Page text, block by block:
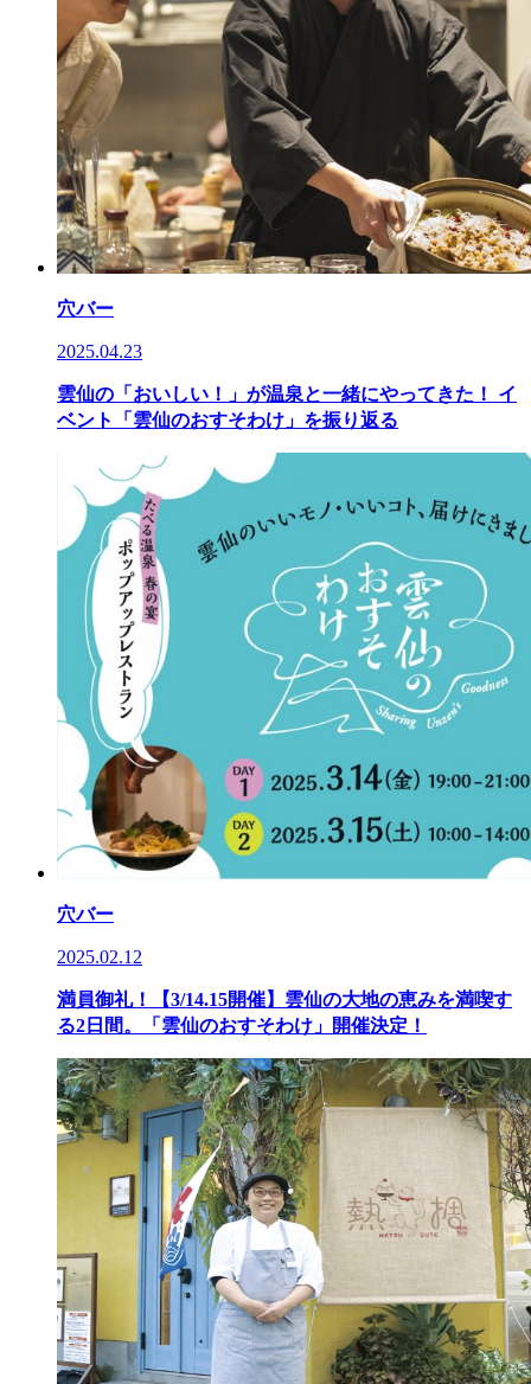
穴バー
2025.04.23
雲仙の「おいしい！」が温泉と一緒にやってきた！ イ
ベント「雲仙のおすそわけ」を振り返る
穴バー
2025.02.12
満員御礼！【3/14.15開催】雲仙の大地の恵みを満喫す
る2日間。「雲仙のおすそわけ」開催決定！